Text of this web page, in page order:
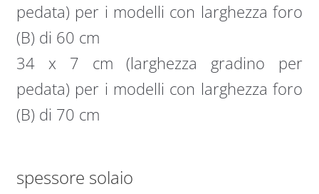
pedata) per i modelli con larghezza foro
(B) di 60 cm
34 x 7 cm (larghezza gradino per
pedata) per i modelli con larghezza foro
(B) di 70 cm
spessore solaio